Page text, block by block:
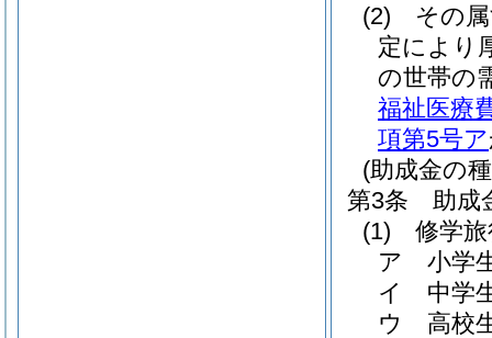
(2)
その
定により
の世帯の
福祉医療
項第5号ア
(助成金の
第3条
助成
(1)
修学
ア
小学
イ
中学
ウ
高校